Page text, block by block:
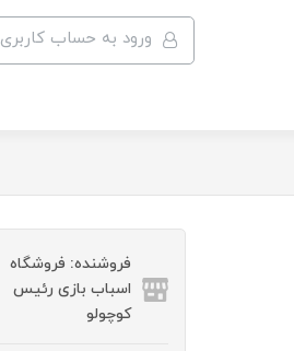
ورود به حساب کاربری
فروشنده: فروشگاه
اسباب بازی رئیس
کوچولو